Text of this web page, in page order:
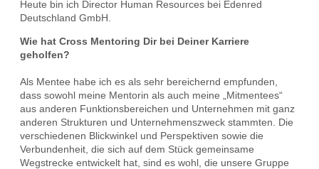
Heute bin ich Director Human Resources bei Edenred
Deutschland GmbH.
Wie hat Cross Mentoring Dir bei Deiner Karriere
geholfen?
Als Mentee habe ich es als sehr bereichernd empfunden,
dass sowohl meine Mentorin als auch meine „Mitmentees“
aus anderen Funktionsbereichen und Unternehmen mit ganz
anderen Strukturen und Unternehmenszweck stammten. Die
verschiedenen Blickwinkel und Perspektiven sowie die
Verbundenheit, die sich auf dem Stück gemeinsame
Wegstrecke entwickelt hat, sind es wohl, die unsere Gruppe